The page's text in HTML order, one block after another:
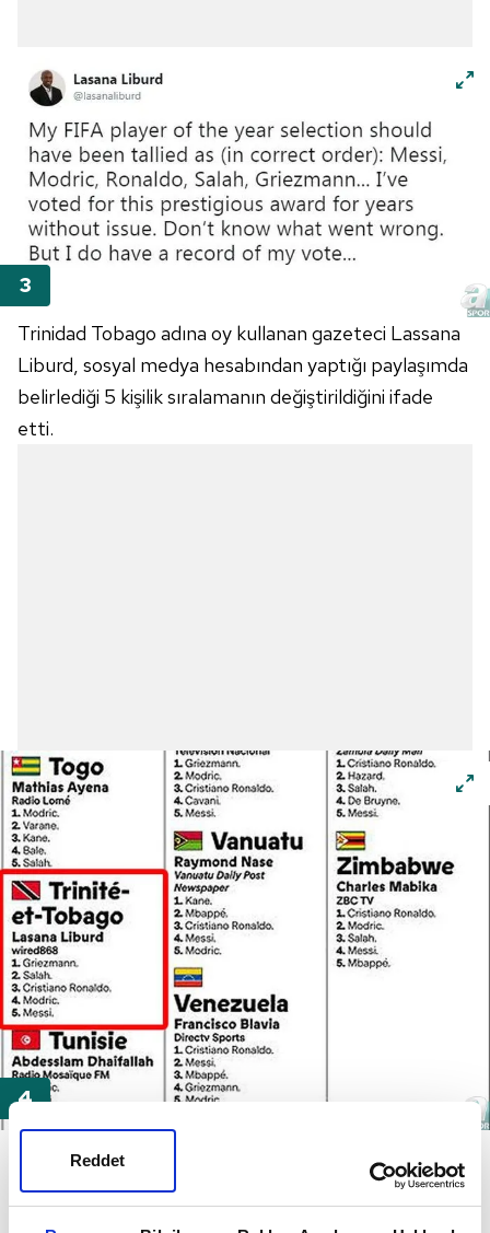
Reddet
Trinidad Tobago adına oy kullanan gazeteci Lassana
Liburd, sosyal medya hesabından yaptığı paylaşımda
belirlediği 5 kişilik sıralamanın değiştirildiğini ifade
etti.
Modric, Cristiano Ronaldo, Mohamed Salah ve
Antoine Griezmann olduğunu fakat France Football